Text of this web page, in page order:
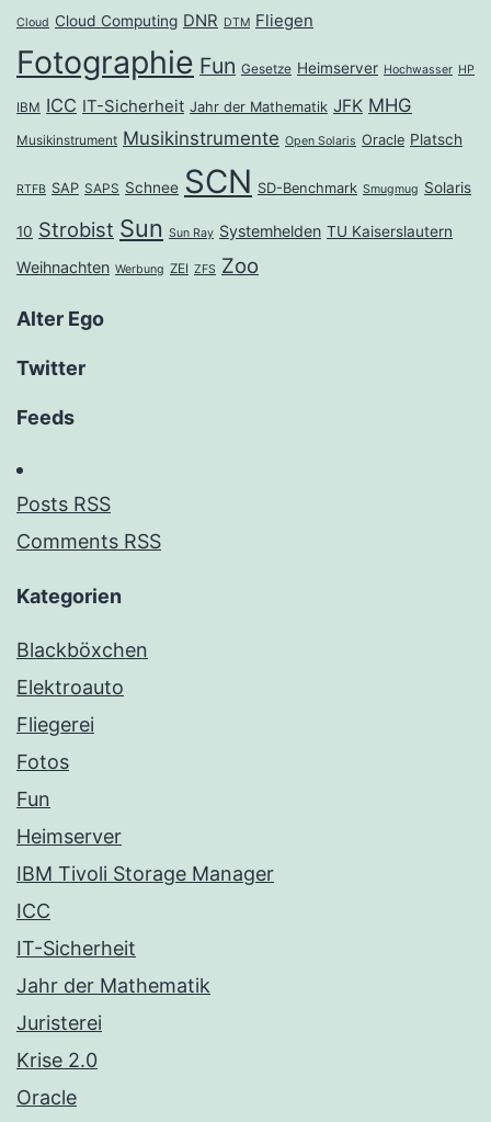
Cloud Cloud Computing DNR DTM Fliegen
Fotographie Fun Gesetze Heimserver Hochwasser HP
IBM ICC IT-Sicherheit Jahr der Mathematik JFK MHG
Musikinstrument Musikinstrumente Open Solaris Oracle Platsch
RTFB SAP SAPS Schnee SCN SD-Benchmark Smugmug Solaris
10 Strobist Sun Sun Ray Systemhelden TU Kaiserslautern
Weihnachten Werbung ZEI ZFS Zoo
Alter Ego
Twitter
Feeds
Posts RSS
Comments RSS
Kategorien
Blackböxchen
Elektroauto
Fliegerei
Fotos
Fun
Heimserver
IBM Tivoli Storage Manager
ICC
IT-Sicherheit
Jahr der Mathematik
Juristerei
Krise 2.0
Oracle